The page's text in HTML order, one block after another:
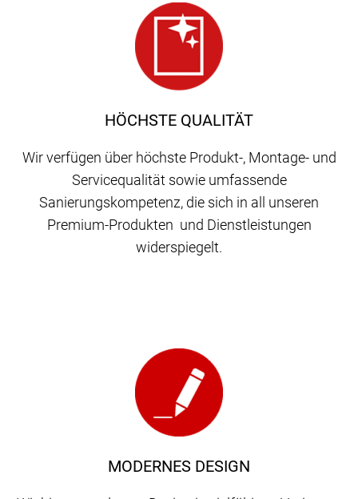
HÖCHSTE QUALITÄT
Wir verfügen über höchste Produkt-, Montage- und
Servicequalität sowie umfassende
Sanierungskompetenz, die sich in all unseren
Premium-Produkten und Dienstleistungen
widerspiegelt.
MODERNES DESIGN